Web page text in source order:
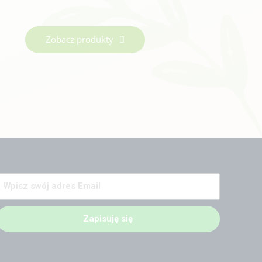
Zobacz produkty
Zapisuję się